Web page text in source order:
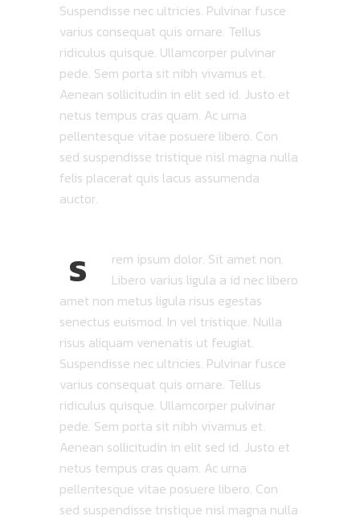
Suspendisse nec ultricies. Pulvinar fusce
varius consequat quis ornare. Tellus
ridiculus quisque. Ullamcorper pulvinar
pede. Sem porta sit nibh vivamus et.
Aenean sollicitudin in elit sed id. Justo et
netus tempus cras quam. Ac urna
pellentesque vitae posuere libero. Con
sed suspendisse tristique nisl magna nulla
felis placerat quis lacus assumenda
auctor.
S
rem ipsum dolor. Sit amet non.
Libero varius ligula a id nec libero
amet non metus ligula risus egestas
senectus euismod. In vel tristique. Nulla
risus aliquam venenatis ut feugiat.
Suspendisse nec ultricies. Pulvinar fusce
varius consequat quis ornare. Tellus
ridiculus quisque. Ullamcorper pulvinar
pede. Sem porta sit nibh vivamus et.
Aenean sollicitudin in elit sed id. Justo et
netus tempus cras quam. Ac urna
pellentesque vitae posuere libero. Con
sed suspendisse tristique nisl magna nulla